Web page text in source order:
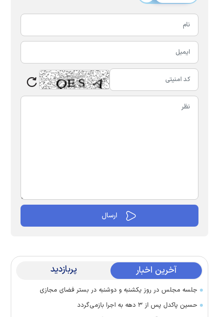
آخرین اخبار پربازدید
جلسه مجلس در روز یکشنبه و دوشنبه در بستر فضای مجازی
حسین پاکدل پس از ۳ دهه به اجرا بازمی‌گردد